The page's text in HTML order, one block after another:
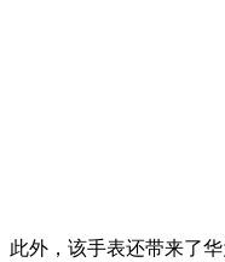
此外，该手表还带来了